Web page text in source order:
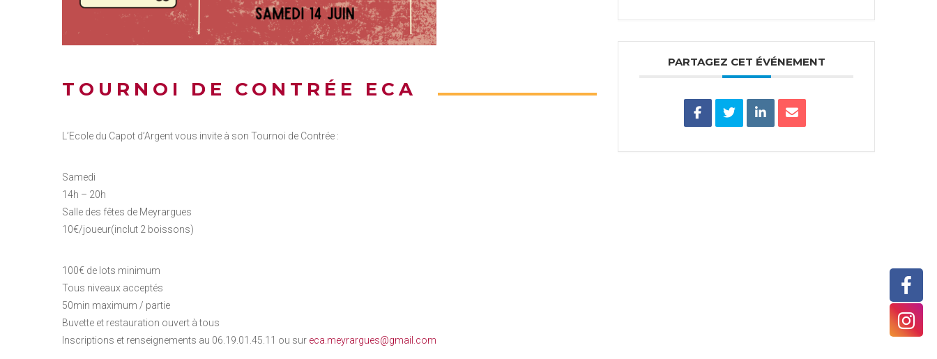
TOURNOI DE CONTRÉE ECA
L’Ecole du Capot d’Argent vous invite à son Tournoi de Contrée :
Samedi
14h – 20h
Salle des fêtes de Meyrargues
10€/joueur(inclut 2 boissons)
100€ de lots minimum
Tous niveaux acceptés
50min maximum / partie
Buvette et restauration ouvert à tous
Inscriptions et renseignements au 06.19.01.45.11 ou sur eca.meyrargues@gmail.com
PARTAGEZ CET ÉVÉNEMENT